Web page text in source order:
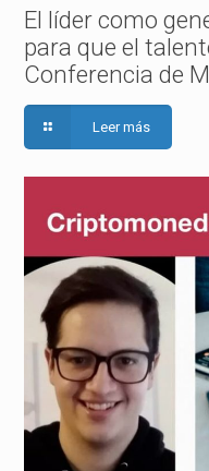
El líder como
para que el
Conferencia de
Leer más